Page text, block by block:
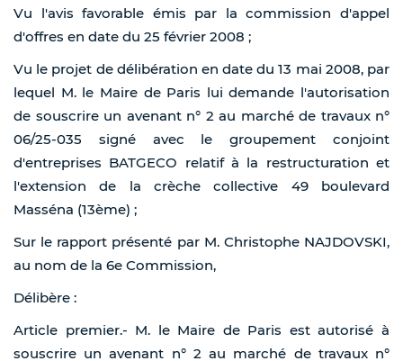
Vu l'avis favorable émis par la commission d'appel
d'offres en date du 25 février 2008 ;
Vu le projet de délibération en date du 13 mai 2008, par
lequel M. le Maire de Paris lui demande l'autorisation
de souscrire un avenant n° 2 au marché de travaux n°
06/25-035 signé avec le groupement conjoint
d'entreprises BATGECO relatif à la restructuration et
l'extension de la crèche collective 49 boulevard
Masséna (13ème) ;
Sur le rapport présenté par M. Christophe NAJDOVSKI,
au nom de la 6e Commission,
Délibère :
Article premier.- M. le Maire de Paris est autorisé à
souscrire un avenant n° 2 au marché de travaux n°